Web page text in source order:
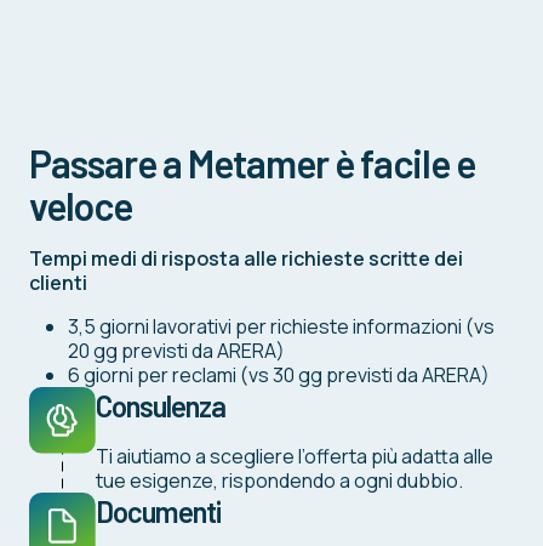
Passare a Metamer è facile e
veloce
Tempi medi di risposta alle richieste scritte dei
clienti
3,5 giorni lavorativi per richieste informazioni (vs
20 gg previsti da ARERA)
6 giorni per reclami (vs 30 gg previsti da ARERA)
Consulenza
Ti aiutiamo a scegliere l’offerta più adatta alle
tue esigenze, rispondendo a ogni dubbio.
Documenti